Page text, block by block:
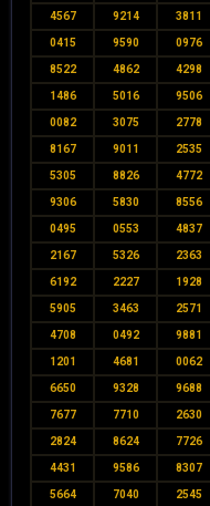
4567 9214 3811
0415 9590 0976
8522 4862 4298
1486 5016 9506
0082 3075 2778
8167 9011 2535
5305 8826 4772
9306 5830 8556
0495 0553 4837
2167 5326 2363
6192 2227 1928
5905 3463 2571
4708 0492 9881
1201 4681 0062
6650 9328 9688
7677 7710 2630
2824 8624 7726
4431 9586 8307
5664 7040 2545